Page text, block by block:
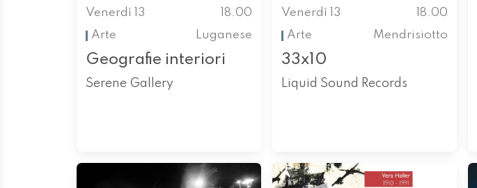
Venerdì 13
18.00
Arte
Luganese
Geografie interiori
Serene Gallery
Venerdì 13
18.00
Arte
Mendrisiotto
33x10
Liquid Sound Records